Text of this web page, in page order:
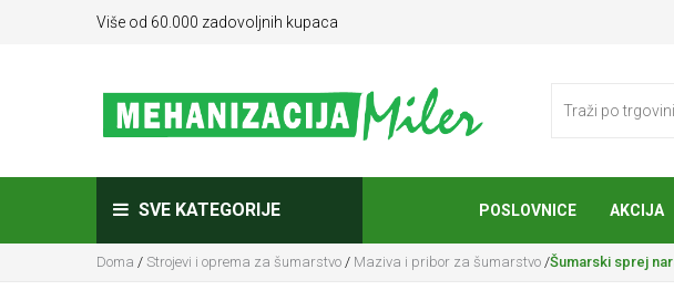
Više od 60.000 zadovoljnih kupaca
SVE KATEGORIJE POSLOVNICE AKCIJA
Doma / Strojevi i oprema za šumarstvo / Maziva i pribor za šumarstvo /Šumarski sprej